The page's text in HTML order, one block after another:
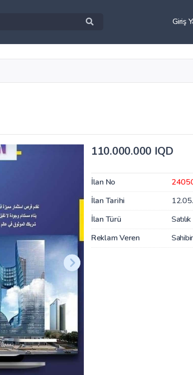
Giriş
110.000.000 IQD
İlan No
İlan Tarihi
İlan Türü
Satılık
Reklam Veren